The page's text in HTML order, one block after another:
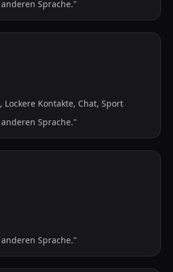
Sprache."
Kontakte, Chat, Sport
Sprache."
Sprache."